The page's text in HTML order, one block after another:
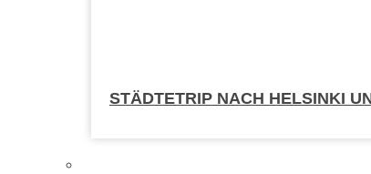
STÄDTETRIP NACH HELSINKI